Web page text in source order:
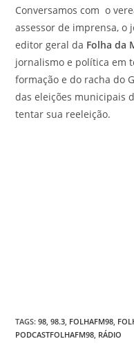
Conversamos com o
assessor de imprensa, o
editor geral da Folha da
jornalismo e política em
formação e do racha do
das eleições municipais
tentar sua reeleição.
TAGS:98 98.3 FOLHAFM98
PODCASTFOLHAFM98 RÁDIO